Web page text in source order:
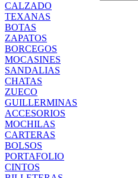
CALZADO
TEXANAS
BOTAS
ZAPATOS
BORCEGOS
MOCASINES
SANDALIAS
CHATAS
ZUECO
GUILLERMINAS
ACCESORIOS
MOCHILAS
CARTERAS
BOLSOS
PORTAFOLIO
CINTOS